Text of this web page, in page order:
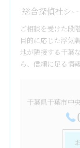
総合探偵社シ
ご相談を受けた段
目的に応じた浮気
地が隣接する千葉
ら、信頼に足る情
千葉県千葉市中